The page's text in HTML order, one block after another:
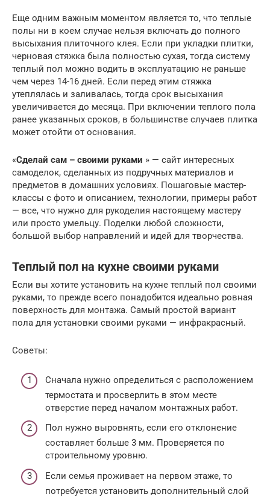
Еще одним важным моментом является то, что теплые
полы ни в коем случае нельзя включать до полного
высыхания плиточного клея. Если при укладки плитки,
черновая стяжка была полностью сухая, тогда систему
теплый пол можно водить в эксплуатацию не раньше
чем через 14-16 дней. Если перед этим стяжка
утеплялась и заливалась, тогда срок высыхания
увеличивается до месяца. При включении теплого пола
ранее указанных сроков, в большинстве случаев плитка
может отойти от основания.
«Сделай сам – своими руками » — сайт интересных
самоделок, сделанных из подручных материалов и
предметов в домашних условиях. Пошаговые мастер-
классы с фото и описанием, технологии, примеры работ
— все, что нужно для рукоделия настоящему мастеру
или просто умельцу. Поделки любой сложности,
большой выбор направлений и идей для творчества.
Теплый пол на кухне своими руками
Если вы хотите установить на кухне теплый пол своими
руками, то прежде всего понадобится идеально ровная
поверхность для монтажа. Самый простой вариант
пола для установки своими руками — инфракрасный.
Советы:
Сначала нужно определиться с расположением
термостата и просверлить в этом месте
отверстие перед началом монтажных работ.
Пол нужно выровнять, если его отклонение
составляет больше 3 мм. Проверяется по
строительному уровню.
Если семья проживает на первом этаже, то
потребуется установить дополнительный слой